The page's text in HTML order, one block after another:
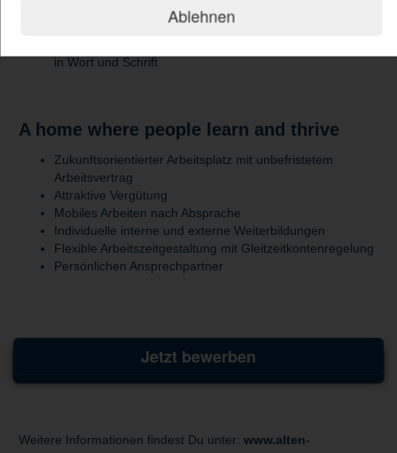
Ablehnen
Waffensysteme (Eurofighter, Tornado)
hast Erfahrung im technischen Projektmanagement
in Wort und Schrift
A home where people learn and thrive
Zukunftsorientierter Arbeitsplatz mit unbefristetem
Arbeitsvertrag
Attraktive Vergütung
Mobiles Arbeiten nach Absprache
Individuelle interne und externe Weiterbildungen
Flexible Arbeitszeitgestaltung mit Gleitzeitkontenregelung
Persönlichen Ansprechpartner
Jetzt bewerben
Weitere Informationen findest Du unter: www.alten-